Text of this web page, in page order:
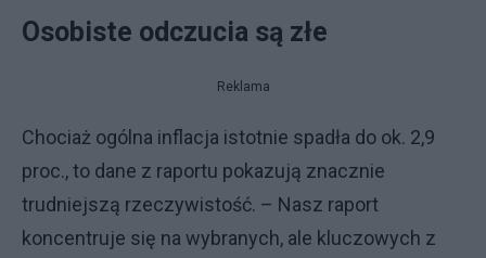
Osobiste odczucia są złe
Reklama
Chociaż ogólna inflacja istotnie spadła do ok. 2,9
proc., to dane z raportu pokazują znacznie
trudniejszą rzeczywistość. – Nasz raport
koncentruje się na wybranych, ale kluczowych z